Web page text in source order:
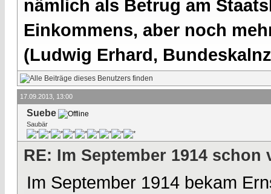
nämlich als Betrug am
Einkommens, aber noch
(Ludwig Erhard,
17.09.2013, 13:00
Suebe
Saubär
RE: Im September 1914 schon
Im September 1914 bekam